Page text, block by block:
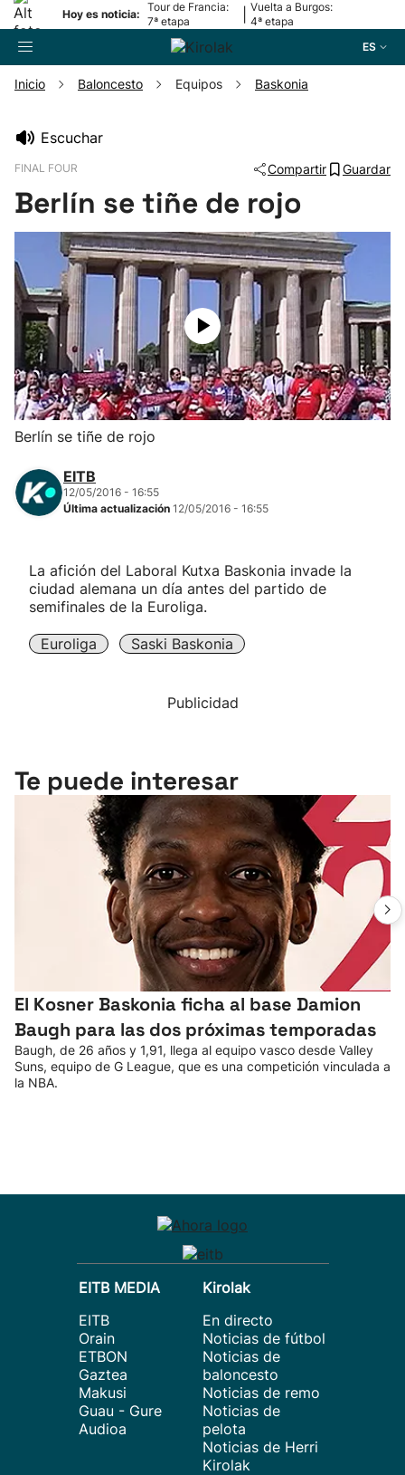
Hoy es noticia:
Tour de Francia:
7ª etapa
Vuelta a Burgos:
4ª etapa
ES
Pelota
Remo
Baloncesto
Ciclismo
Herri-kirolak
Balonmano
Atletismo
Carreras de montaña
Inicio Baloncesto Equipos Baskonia
Escuchar
FINAL FOUR Compartir Guardar
Berlín se tiñe de rojo
Berlín se tiñe de rojo
EITB
12/05/2016 - 16:55
Última actualización 12/05/2016 - 16:55
La afición del Laboral Kutxa Baskonia invade la
ciudad alemana un día antes del partido de
semifinales de la Euroliga.
Euroliga Saski Baskonia
Publicidad
Te puede interesar
El Kosner Baskonia ficha al base Damion
Baugh para las dos próximas temporadas
Baugh, de 26 años y 1,91, llega al equipo vasco desde Valley
Suns, equipo de G League, que es una competición vinculada a
la NBA.
EITB MEDIA
EITB
Orain
ETBON
Gaztea
Makusi
Guau - Gure
Audioa
Kirolak
En directo
Noticias de fútbol
Noticias de
baloncesto
Noticias de remo
Noticias de
pelota
Noticias de Herri
Kirolak